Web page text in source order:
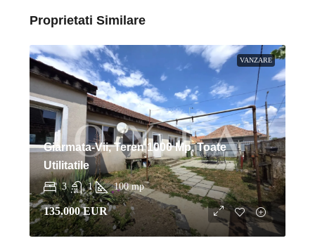
Proprietati Similare
VANZARE
Giarmata-Vii, Teren 1000 Mp, Toate
Utilitatile
3 1 100 mp
135.000 EUR